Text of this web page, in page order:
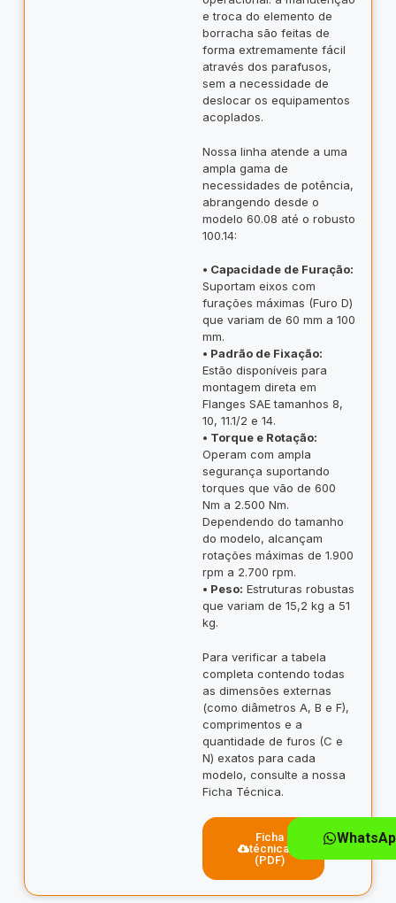
e troca do elemento de
borracha são feitas de
forma extremamente fácil
através dos parafusos,
sem a necessidade de
deslocar os equipamentos
acoplados.
Nossa linha atende a uma
ampla gama de
necessidades de potência,
abrangendo desde o
modelo 60.08 até o robusto
100.14:
• Capacidade de Furação:
Suportam eixos com
furações máximas (Furo D)
que variam de 60 mm a 100
mm.
• Padrão de Fixação:
Estão disponíveis para
montagem direta em
Flanges SAE tamanhos 8,
10, 11.1/2 e 14.
• Torque e Rotação:
Operam com ampla
segurança suportando
torques que vão de 600
Nm a 2.500 Nm.
Dependendo do tamanho
do modelo, alcançam
rotações máximas de 1.900
rpm a 2.700 rpm.
• Peso: Estruturas robustas
que variam de 15,2 kg a 51
kg.
Para verificar a tabela
completa contendo todas
as dimensões externas
(como diâmetros A, B e F),
comprimentos e a
quantidade de furos (C e
N) exatos para cada
modelo, consulte a nossa
Ficha Técnica.
Ficha
técnica
(PDF)